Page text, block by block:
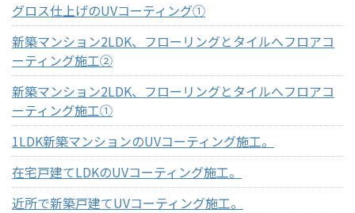
グロス仕上げのUVコーティング①
新築マンション2LDK、フローリングとタイルへフロアコ
ーティング施工②
新築マンション2LDK、フローリングとタイルへフロアコ
ーティング施工①
1LDK新築マンションのUVコーティング施工。
在宅戸建てLDKのUVコーティング施工。
近所で新築戸建てUVコーティング施工。